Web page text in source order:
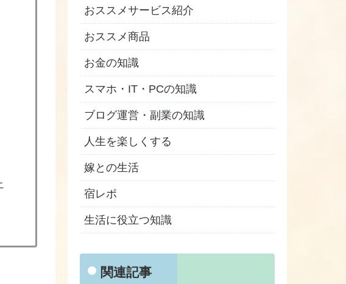
おススメサービス紹介
おススメ商品
お金の知識
スマホ・IT・PCの知識
ブログ運営・副業の知識
人生を楽しくする
嫁との生活
宿レポ
生活に役立つ知識
関連記事